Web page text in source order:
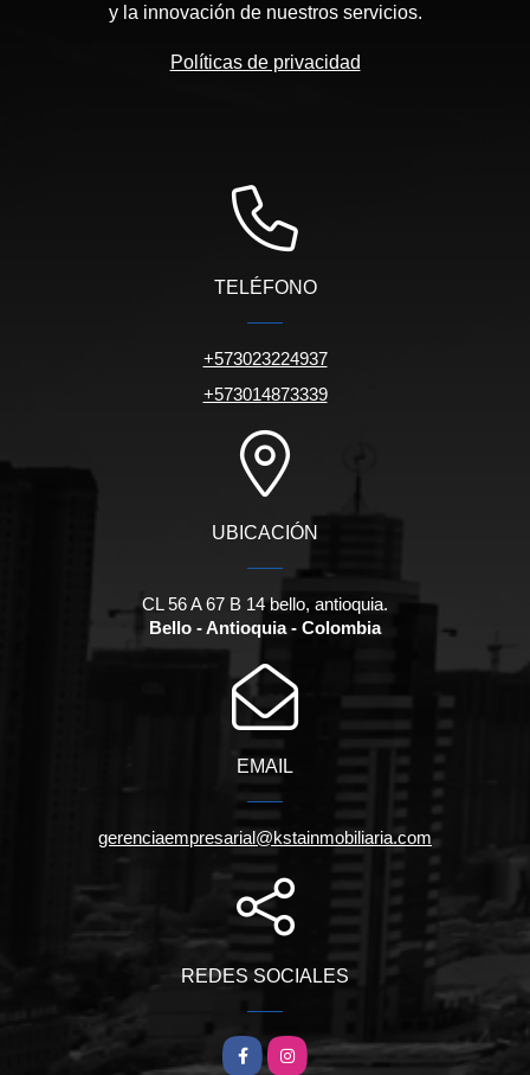
y la innovación de nuestros servicios.
Políticas de privacidad
TELÉFONO
+573023224937
+573014873339
UBICACIÓN
CL 56 A 67 B 14 bello, antioquia.
Bello - Antioquia - Colombia
EMAIL
gerenciaempresarial@kstainmobiliaria.com
REDES SOCIALES
FacebookInstagram